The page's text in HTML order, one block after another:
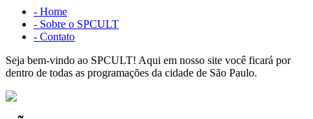
- Home
- Sobre o SPCULT
- Contato
Seja bem-vindo ao SPCULT! Aqui em nosso site você ficará por
dentro de todas as programações da cidade de São Paulo.